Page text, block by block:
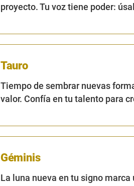
proyecto. Tu voz tiene poder:
Tauro
Tiempo de sembrar nuevas
valor. Confía en tu talento para
Géminis
La luna nueva en tu signo